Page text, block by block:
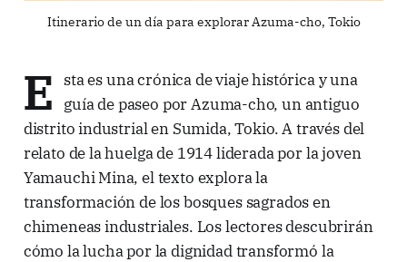
Itinerario de un día para explorar Azuma-cho, Tokio
E
sta es una crónica de viaje histórica y una
guía de paseo por Azuma-cho, un antiguo
distrito industrial en Sumida, Tokio. A través del
relato de la huelga de 1914 liderada por la joven
Yamauchi Mina, el texto explora la
transformación de los bosques sagrados en
chimeneas industriales. Los lectores descubrirán
cómo la lucha por la dignidad transformó la